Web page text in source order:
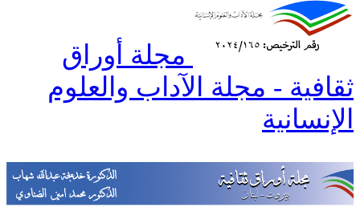
مجلة أوراق
ثقافية - مجلة الآداب والعلوم
الإنسانية